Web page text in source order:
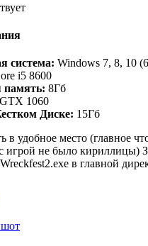
система: Windows 7, 8, 10
i5 8600
память: 8Гб
GTX 1060
Диске: 15Гб
в удобное место (главное
игрой не было кириллицы)
в главной